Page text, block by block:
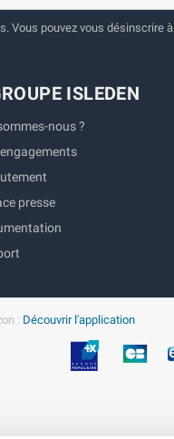
Vous pouvez vous désinscrire
ISLEDEN
nous ?
presse
: Découvrir l'application